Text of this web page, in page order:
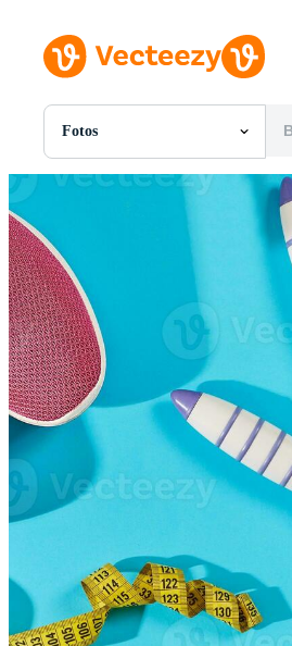
Fotos
Todas Imágenes
Fotos
Videos
Gráficos en Movimiento
Imágenes Editoriales
Eventos Editoriales